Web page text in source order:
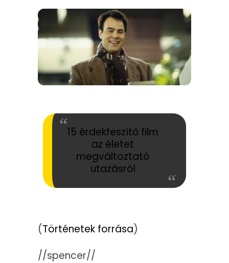
15 érdekfeszítő film
az életet
megváltoztató
utazásról
(Történetek forrása)
//spencer//